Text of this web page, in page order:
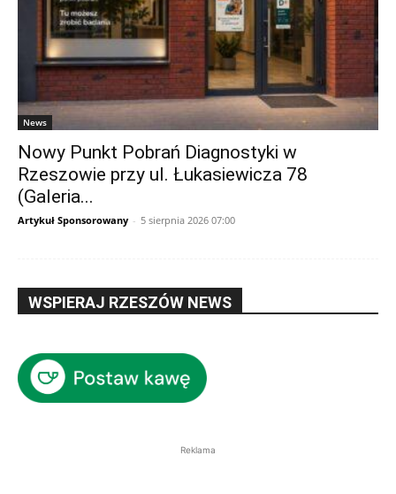
News
Nowy Punkt Pobrań Diagnostyki w
Rzeszowie przy ul. Łukasiewicza 78
(Galeria...
Artykuł Sponsorowany - 5 sierpnia 2026 07:00
WSPIERAJ RZESZÓW NEWS
Reklama